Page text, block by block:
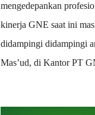
mengedepankan
kinerja GNE saat ini
didampingi didampingi
Mas’ud, di Kantor PT